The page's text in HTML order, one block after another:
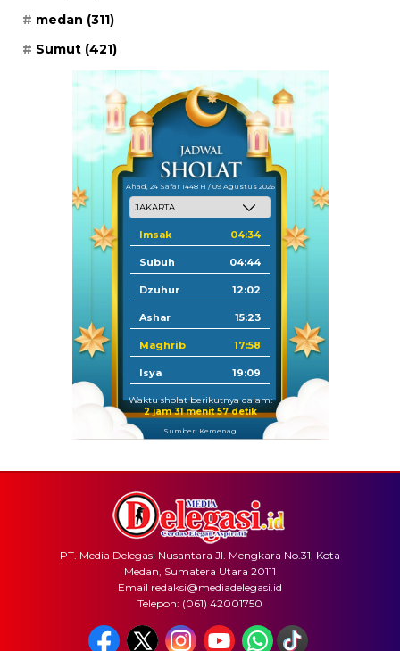
medan (311)
Sumut (421)
Ahad, 24 Safar 1448 H / 09 Agustus 2026
Imsak 04:34
Subuh 04:44
Dzuhur 12:02
Ashar 15:23
Maghrib 17:58
Isya 19:09
Waktu sholat berikutnya dalam:
2 jam 31 menit 57 detik
Sumber: Kemenag
PT. Media Delegasi Nusantara Jl. Mengkara No.31, Kota
Medan, Sumatera Utara 20111
Email redaksi@mediadelegasi.id
Telepon: (061) 42001750